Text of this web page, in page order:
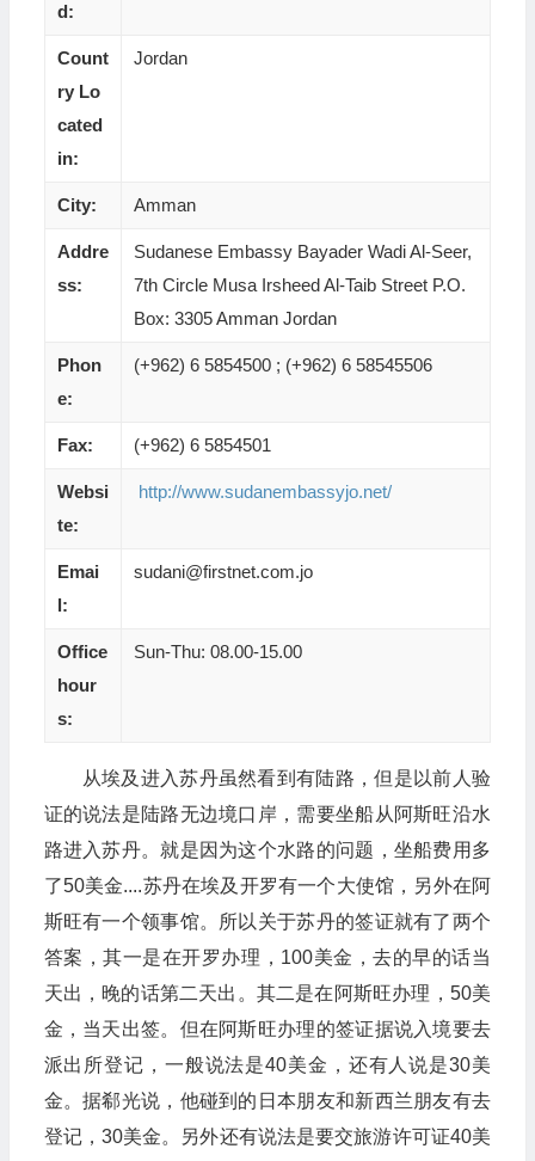
d:
Count
ry Lo
cated
in:
Jordan
City: Amman
Addre
ss:
Sudanese Embassy Bayader Wadi Al-Seer,
7th Circle Musa Irsheed Al-Taib Street P.O.
Box: 3305 Amman Jordan
Phon
e:
(+962) 6 5854500 ; (+962) 6 58545506
Fax: (+962) 6 5854501
Websi
te:
http://www.sudanembassyjo.net/
Emai
l:
sudani@firstnet.com.jo
Office
hour
s:
Sun-Thu: 08.00-15.00
从埃及进入苏丹虽然看到有陆路，但是以前人验
证的说法是陆路无边境口岸，需要坐船从阿斯旺沿水
路进入苏丹。就是因为这个水路的问题，坐船费用多
了50美金....苏丹在埃及开罗有一个大使馆，另外在阿
斯旺有一个领事馆。所以关于苏丹的签证就有了两个
答案，其一是在开罗办理，100美金，去的早的话当
天出，晚的话第二天出。其二是在阿斯旺办理，50美
金，当天出签。但在阿斯旺办理的签证据说入境要去
派出所登记，一般说法是40美金，还有人说是30美
金。据郗光说，他碰到的日本朋友和新西兰朋友有去
登记，30美金。另外还有说法是要交旅游许可证40美